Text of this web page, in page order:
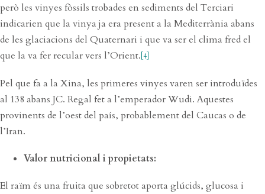
però les vinyes fòssils trobades en sediments del Terciari
indicarien que la vinya ja era present a la Mediterrània abans
de les glaciacions del Quaternari i que va ser el clima fred el
que la va fer recular vers l’Orient. [4]
Pel que fa a la Xina, les primeres vinyes varen ser introduïdes
al 138 abans JC. Regal fet a l’emperador Wudi. Aquestes
provinents de l’oest del país, probablement del Caucas o de
l’Iran.
Valor nutricional i propietats:
El raïm és una fruita que sobretot aporta glúcids, glucosa i